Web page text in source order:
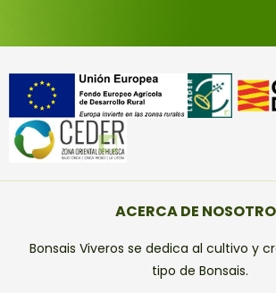
ACERCA DE
Bonsais Viveros se dedica al cultivo y
tipo de Bonsais.